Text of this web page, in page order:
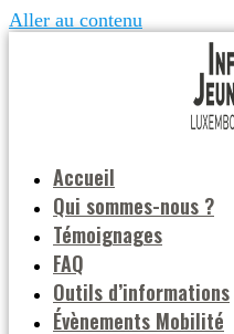
Aller au contenu
Accueil
Qui sommes-nous ?
Témoignages
FAQ
Outils d’informations
Évènements Mobilité